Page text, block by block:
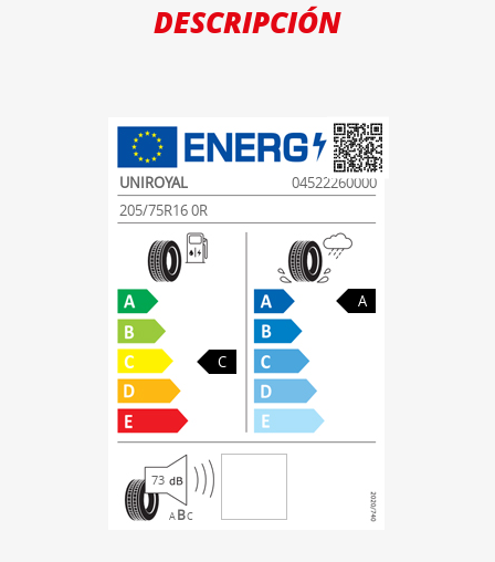
DESCRIPCIÓN
UNIROYAL
04522260000
205/75R16 0R
C
A
73
A BC